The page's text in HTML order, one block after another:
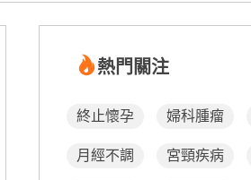
熱門關注
終止懷孕 婦科腫瘤
月經不調 宮頸疾病